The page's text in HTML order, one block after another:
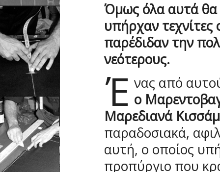
Όμως όλα αυτά θα
υπήρχαν τεχνίτες
παρέδιδαν την
νεότερους.
Έ νας από
ο
Μαρεδιανά
παραδοσιακά,
αυτή, ο οποίος
προπύργιο που